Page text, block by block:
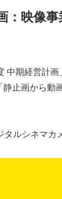
：映像
期経営計
止画から動
ルシネマカ